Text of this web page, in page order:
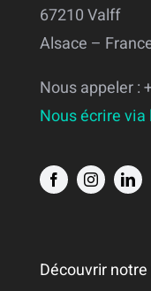
67210 Valff
Alsace –
Nous appeler :
Nous écrire
Découvrir